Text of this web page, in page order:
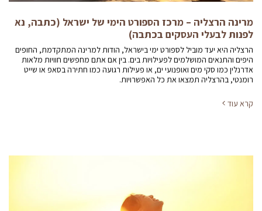
מרינה הרצליה – מרכז הספורט הימי של ישראל (כתבה, נא
לפנות לבעלי העסקים בכתבה)
הרצליה היא יעד מוביל לספורט ימי בישראל, הודות למרינה המתקדמת, החופים
היפים והתנאים המושלמים לפעילויות בים. בין אם אתם מחפשים חוויות מלאות
אדרנלין כמו סקי מים ואופנועי ים, או פעילות רגועה כמו חתירה בסאפ או שייט
רומנטי, בהרצליה תמצאו את כל האפשרויות.
קרא עוד